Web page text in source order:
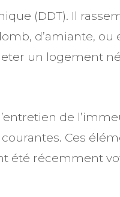
(DDT). Il
d’amiante, ou
un logement
de
Ces
été récemment